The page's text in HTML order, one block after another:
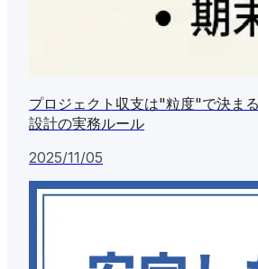
プロジェクト収支は"粒度"で決ま
設計の実務ルール
2025/11/05